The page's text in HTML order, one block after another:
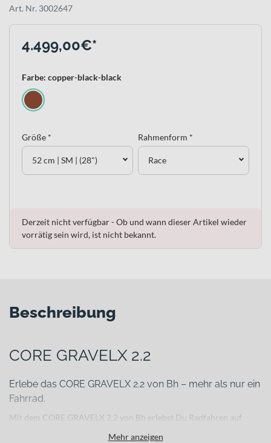
Art. Nr. 3002647
4.499,00€*
Farbe: copper-black-black
Größe *
52 cm | SM | (28")
Rahmenform *
Race
Derzeit nicht verfügbar - Ob und wann dieser Artikel wieder
vorrätig sein wird, ist nicht bekannt.
Beschreibung
CORE GRAVELX 2.2
Erlebe das CORE GRAVELX 2.2 von Bh – mehr als nur ein
Fahrrad.
Mit dem CORE GRAVELX 2.2 von Bh erlebst Du Radfahren auf
Mehr anzeigen